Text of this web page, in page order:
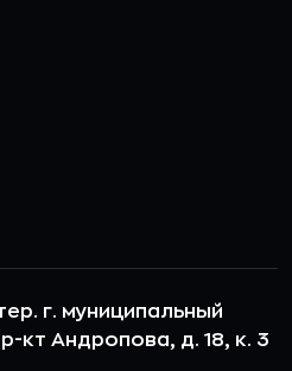
г. муниципальный
кт Андропова, д. 18, к. 3